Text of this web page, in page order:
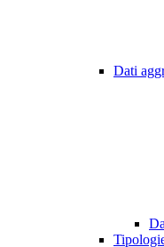
Dati